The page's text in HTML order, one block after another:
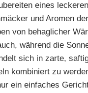
eines
und Aromen
von behaglicher
während die
sich in zarte,
kombiniert zu
ein einfaches